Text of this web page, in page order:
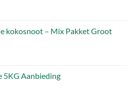
kokosnoot – Mix Pakket Groot
5KG Aanbieding